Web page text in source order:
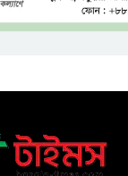
টাঙ্গাইল
হুমকিতে